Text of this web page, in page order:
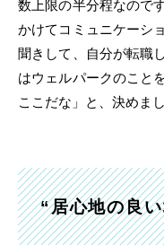
数上限の半分程なので
かけてコミュニケーシ
聞きして、自分が転職
はウェルパークのこと
ここだな」と、決めまし
“居心地の良